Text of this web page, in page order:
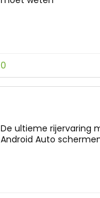
0
De ultieme rijervaring
Android Auto